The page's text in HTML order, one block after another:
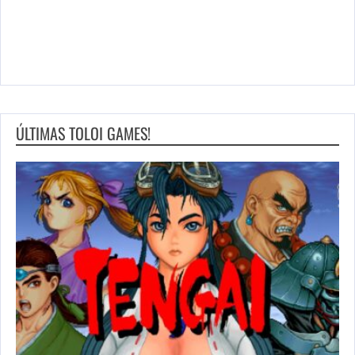
ÚLTIMAS TOLOI GAMES!